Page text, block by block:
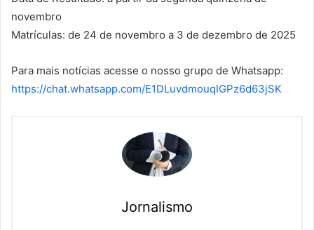
novembro
Matrículas: de 24 de novembro a 3 de dezembro de 2025
Para mais notícias acesse o nosso grupo de Whatsapp:
https://chat.whatsapp.com/E1DLuvdmouqIGPz6d63jSK
Jornalismo